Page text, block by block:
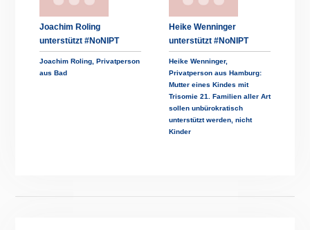
Joachim Roling
unterstützt #NoNIPT
Joachim Roling, Privatperson
aus Bad
Heike Wenninger
unterstützt #NoNIPT
Heike Wenninger,
Privatperson aus Hamburg:
Mutter eines Kindes mit
Trisomie 21. Familien aller Art
sollen unbürokratisch
unterstützt werden, nicht
Kinder